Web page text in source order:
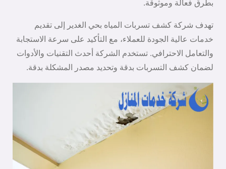
بطرق فعالة وموثوقة.
تهدف شركة كشف تسربات المياه بحي الغدير إلى تقديم
خدمات عالية الجودة للعملاء، مع التأكيد على سرعة الاستجابة
والتعامل الاحترافي. تستخدم الشركة أحدث التقنيات والأدوات
لضمان كشف التسربات بدقة وتحديد مصدر المشكلة بدقة.